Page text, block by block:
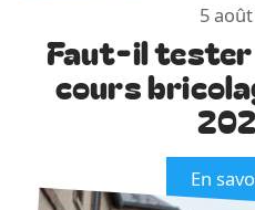
5
Faut-il
cours
En